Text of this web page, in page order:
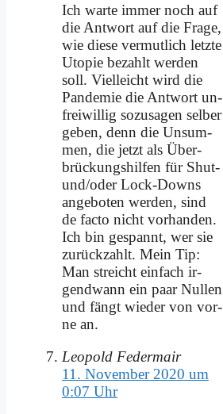
Ich war­te im­mer noch auf
die Ant­wort auf die Fra­ge,
wie die­se ver­mut­lich letz­te
Uto­pie be­zahlt wer­den
soll. Viel­leicht wird die
Pan­de­mie die Ant­wort un­
frei­wil­lig so­zu­sa­gen sel­ber
ge­ben, denn die Un­sum­
men, die jetzt als Über­
brückungs­hil­fen für Shut-
und/oder Lock-Downs
an­ge­bo­ten wer­den, sind
de fac­to nicht vor­han­den.
Ich bin ge­spannt, wer sie
zu­rück­zahlt. Mein Tip:
Man streicht ein­fach ir­
gend­wann ein paar Nul­len
und fängt wie­der von vor­
ne an.
Leopold Federmair
11. November 2020 um
0:07 Uhr